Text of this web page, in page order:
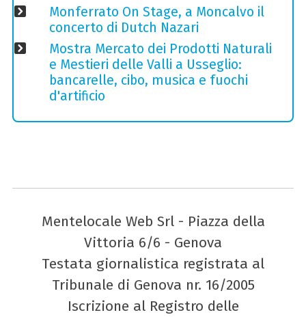
Monferrato On Stage, a Moncalvo il
concerto di Dutch Nazari
Mostra Mercato dei Prodotti Naturali
e Mestieri delle Valli a Usseglio:
bancarelle, cibo, musica e fuochi
d'artificio
Mentelocale Web Srl - Piazza della
Vittoria 6/6 - Genova
Testata giornalistica registrata al
Tribunale di Genova nr. 16/2005
Iscrizione al Registro delle